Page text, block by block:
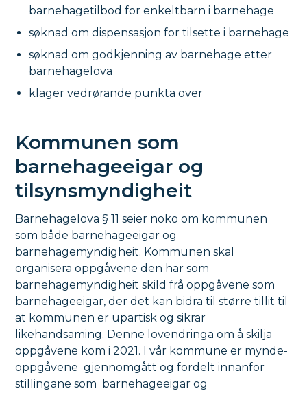
barnehagetilbod for enkeltbarn i barnehage
søknad om dispensasjon for tilsette i barnehage
søknad om godkjenning av barnehage etter
barnehagelova
klager vedrørande punkta over
Kommunen som
barnehageeigar og
tilsynsmyndigheit
Barnehagelova § 11 seier noko om kommunen
som både barnehageeigar og
barnehagemyndigheit. Kommunen skal
organisera oppgåvene den har som
barnehagemyndigheit skild frå oppgåvene som
barnehageeigar, der det kan bidra til større tillit til
at kommunen er upartisk og sikrar
likehandsaming. Denne lovendringa om å skilja
oppgåvene kom i 2021. I vår kommune er mynde-
oppgåvene gjennomgått og fordelt innanfor
stillingane som barnehageeigar og